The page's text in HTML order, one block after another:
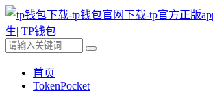
首页
TokenPocket